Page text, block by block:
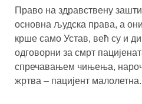
Право на здравствену
основна људска права, а
крше само Устав, већ су и
одговорни за смрт
спречавањем чињења,
жртва – пацијент малолетна.